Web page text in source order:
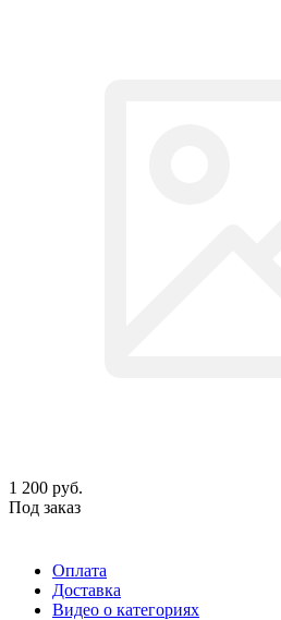
1 200 руб.
Под заказ
Оплата
Доставка
Видео о категориях